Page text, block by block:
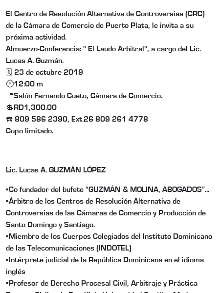
El Centro de Resolución Alternativa de Controversias (CRC)
de la Cámara de Comercio de Puerto Plata, le invita a su
próxima actividad.
Almuerzo-Conferencia: " El Laudo Arbitral", a cargo del Lic.
Lucas A. Guzmán.
🗓 23 de octubre 2019
🕛12:00 m
📍Salón Fernando Cueto, Cámara de Comercio.
💲RD1,300.00
☎️ 809 586 2390, Ext.26 809 261 4778
Cupo limitado.
Lic. Lucas A. GUZMÁN LÓPEZ
▪︎Co fundador del bufete “GUZMÁN & MOLINA, ABOGADOS”...
▪︎Árbitro de los Centros de Resolución Alternativa de
Controversias de las Cámaras de Comercio y Producción de
Santo Domingo y Santiago.
▪︎Miembro de los Cuerpos Colegiados del Instituto Dominicano
de las Telecomunicaciones (INDOTEL)
▪︎Intérprete judicial de la República Dominicana en el idioma
inglés
▪︎Profesor de Derecho Procesal Civil, Arbitraje y Práctica